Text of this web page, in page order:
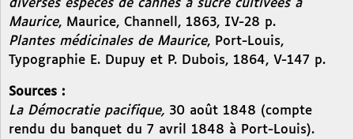
diverses espèces de cannes à sucre cultivées à
Maurice, Maurice, Channell, 1863, IV-28 p.
Plantes médicinales de Maurice, Port-Louis,
Typographie E. Dupuy et P. Dubois, 1864, V-147 p.
Sources :
La Démocratie pacifique, 30 août 1848 (compte
rendu du banquet du 7 avril 1848 à Port-Louis).